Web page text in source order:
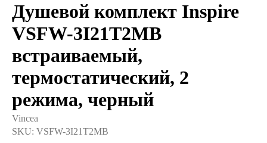
Душевой комплект Inspire
VSFW-3I21T2MB
встраиваемый,
термостатический, 2
режима, черный
Vincea
SKU: VSFW-3I21T2MB